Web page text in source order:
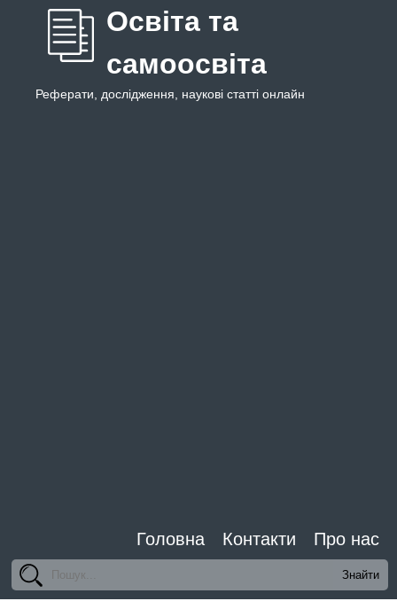
Освіта та
самоосвіта
Реферати, дослідження, наукові статті онлайн
Головна Контакти Про нас